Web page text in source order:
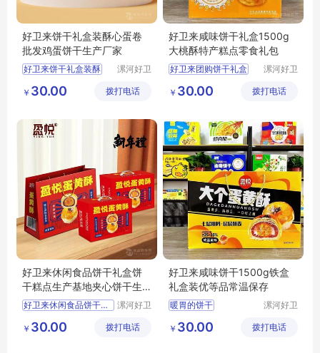
好卫来饼干礼盒装酥心蛋卷
批发鸡蛋饼干生产厂家
好卫来饼干礼盒装酥
漯河好卫
限公司
￥ 30.00 拨打电话
好卫来咸味饼干礼盒1500g
大桃酥特产糕点零食礼包
好卫来团购饼干礼盒
漯河好卫
限公司
￥ 30.00 拨打电话
好卫来休闲食品饼干礼盒饼
干糕点生产基地夹心饼干生
产厂家
好卫来休闲食品饼干礼盒
漯河好卫
限公司
￥ 30.00 拨打电话
好卫来咸味饼干1500g铁盒
礼盒装优等品常温保存
暖胃的饼干
漯河好卫
限公司
￥ 30.00 拨打电话